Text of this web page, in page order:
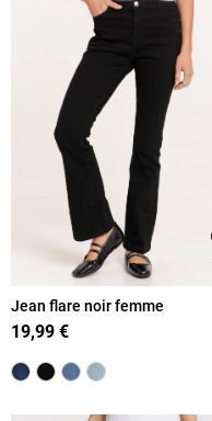
Jean flare noir femme
19,99 €